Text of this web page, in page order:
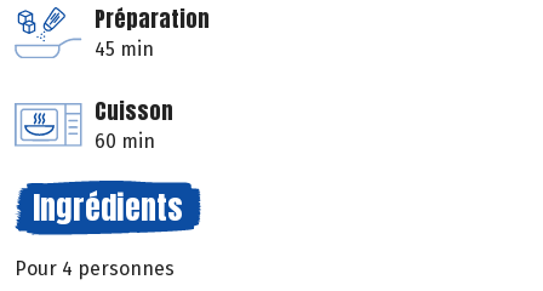
Préparation
45 min
Cuisson
60 min
Ingrédients
Pour 4 personnes